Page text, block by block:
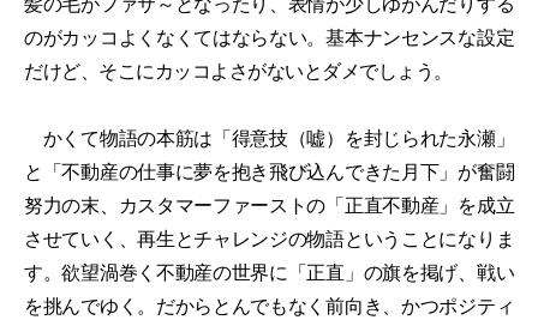
のがカッコよくなくてはならない。基本ナンセンスな設定
だけど、そこにカッコよさがないとダメでしょう。
かくて物語の本筋は「得意技（嘘）を封じられた永瀬」
と「不動産の仕事に夢を抱き飛び込んできた月下」が奮闘
努力の末、カスタマーファーストの「正直不動産」を成立
させていく、再生とチャレンジの物語ということになりま
す。欲望渦巻く不動産の世界に「正直」の旗を掲げ、戦い
を挑んでゆく。だからとんでもなく前向き、かつポジティ